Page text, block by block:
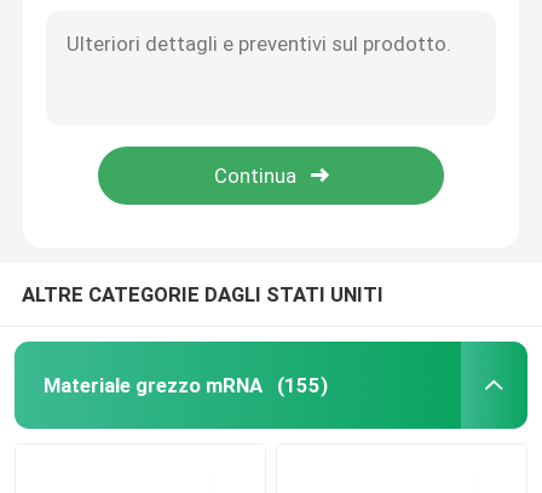
ALTRE CATEGORIE DAGLI STATI UNITI
Materiale grezzo mRNA (155)